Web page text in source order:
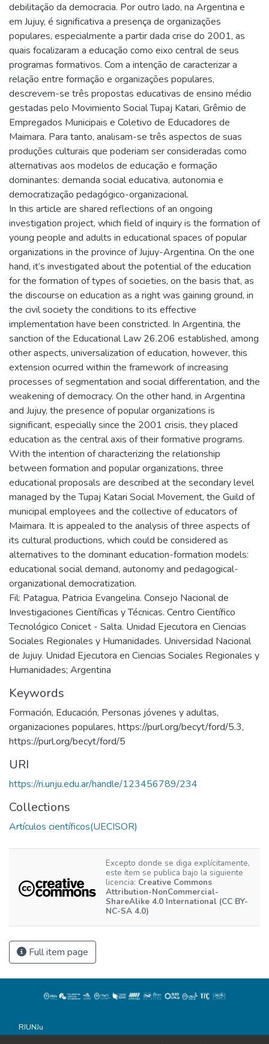
debilitação da democracia. Por outro lado, na Argentina e
em Jujuy, é significativa a presença de organizações
populares, especialmente a partir dada crise do 2001, as
quais focalizaram a educação como eixo central de seus
programas formativos. Com a intenção de caracterizar a
relação entre formação e organizações populares,
descrevem-se três propostas educativas de ensino médio
gestadas pelo Movimiento Social Tupaj Katari, Grêmio de
Empregados Municipais e Coletivo de Educadores de
Maimara. Para tanto, analisam-se três aspectos de suas
produções culturais que poderiam ser consideradas como
alternativas aos modelos de educação e formação
dominantes: demanda social educativa, autonomia e
democratização pedagógico-organizacional.
In this article are shared reflections of an ongoing
investigation project, which field of inquiry is the formation of
young people and adults in educational spaces of popular
organizations in the province of Jujuy-Argentina. On the one
hand, it’s investigated about the potential of the education
for the formation of types of societies, on the basis that, as
the discourse on education as a right was gaining ground, in
the civil society the conditions to its effective
implementation have been constricted. In Argentina, the
sanction of the Educational Law 26.206 established, among
other aspects, universalization of education, however, this
extension ocurred within the framework of increasing
processes of segmentation and social differentation, and the
weakening of democracy. On the other hand, in Argentina
and Jujuy, the presence of popular organizations is
significant, especially since the 2001 crisis, they placed
education as the central axis of their formative programs.
With the intention of characterizing the relationship
between formation and popular organizations, three
educational proposals are described at the secondary level
managed by the Tupaj Katari Social Movement, the Guild of
municipal employees and the collective of educators of
Maimara. It is appealed to the analysis of three aspects of
its cultural productions, which could be considered as
alternatives to the dominant education-formation models:
educational social demand, autonomy and pedagogical-
organizational democratization.
Fil: Patagua, Patricia Evangelina. Consejo Nacional de
Investigaciones Científicas y Técnicas. Centro Científico
Tecnológico Conicet - Salta. Unidad Ejecutora en Ciencias
Sociales Regionales y Humanidades. Universidad Nacional
de Jujuy. Unidad Ejecutora en Ciencias Sociales Regionales y
Humanidades; Argentina
Keywords
Formación, Educación, Personas jóvenes y adultas,
organizaciones populares, https://purl.org/becyt/ford/5.3,
https://purl.org/becyt/ford/5
URI
https://ri.unju.edu.ar/handle/123456789/234
Collections
Artículos científicos(UECISOR)
Excepto donde se diga explícitamente,
este ítem se publica bajo la siguiente
licencia: Creative Commons
Attribution-NonCommercial-
ShareAlike 4.0 International (CC BY-
NC-SA 4.0)
Full item page
RIUNJu
Universidad Nacional de Jujuy